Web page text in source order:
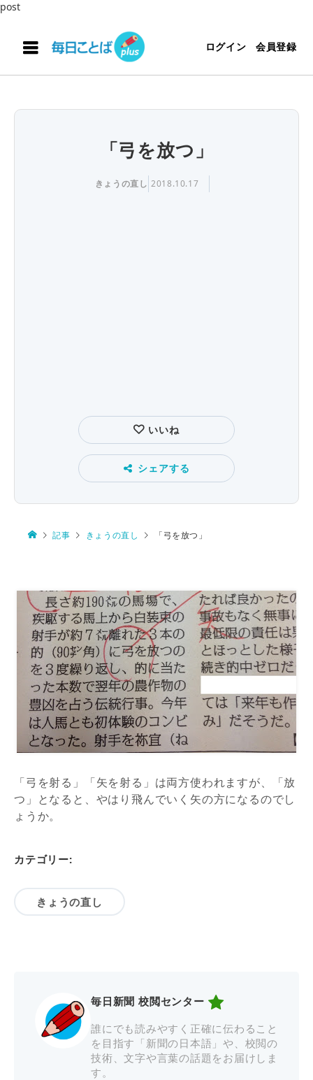
post
ログイン 会員登録
「弓を放つ」
きょうの直し 2018.10.17
いいね
シェアする
記事 きょうの直し 「弓を放つ」
「弓を射る」「矢を射る」は両方使われますが、「放
つ」となると、やはり飛んでいく矢の方になるのでし
ょうか。
カテゴリー:
きょうの直し
毎日新聞 校閲センター
誰にでも読みやすく正確に伝わること
を目指す「新聞の日本語」や、校閲の
技術、文字や言葉の話題をお届けしま
す。